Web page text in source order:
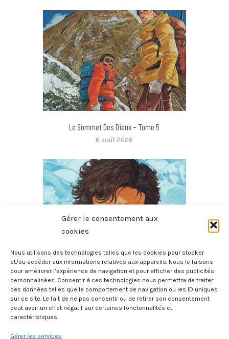
Gérer le consentement aux
cookies
Nous utilisons des technologies telles que les cookies pour stocker
et/ou accéder aux informations relatives aux appareils. Nous le faisons
pour améliorer l’expérience de navigation et pour afficher des publicités
personnalisées. Consentir à ces technologies nous permettra de traiter
des données telles que le comportement de navigation ou les ID uniques
sur ce site. Le fait de ne pas consentir ou de retirer son consentement
peut avoir un effet négatif sur certaines fonctonnalités et
caractéristiques.
Gérer les services
Le Sommet Des Dieux – Tome 5
6 août 2026
Le Sommet Des Dieux – Tome 4
6 août 2026